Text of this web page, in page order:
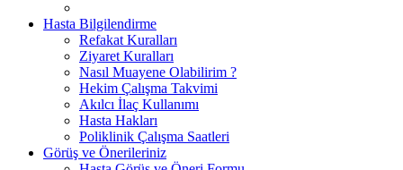
Hasta Bilgilendirme
Refakat Kuralları
Ziyaret Kuralları
Nasıl Muayene Olabilirim ?
Hekim Çalışma Takvimi
Akılcı İlaç Kullanımı
Hasta Hakları
Poliklinik Çalışma Saatleri
Görüş ve Önerileriniz